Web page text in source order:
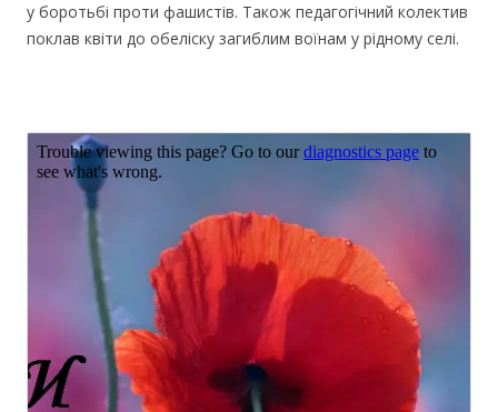
у боротьбі проти фашистів. Також педагогічний колектив
поклав квіти до обеліску загиблим воїнам у рідному селі.